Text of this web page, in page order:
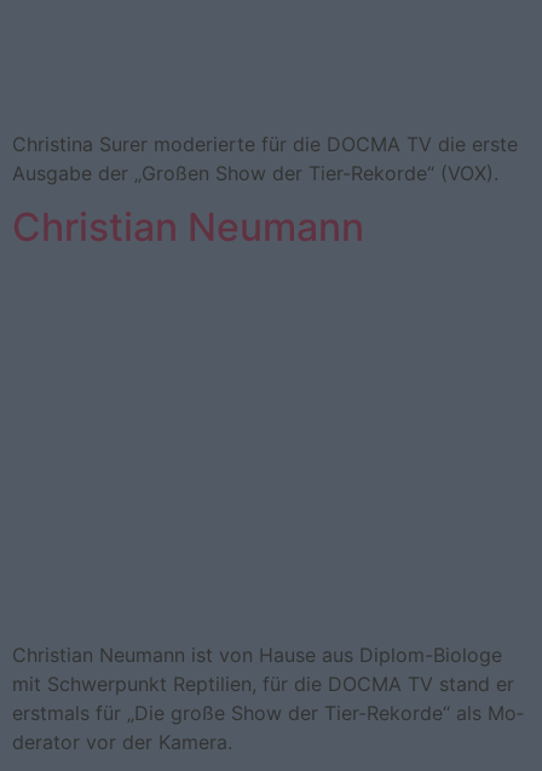
Chris­ti­na Surer mo­de­rier­te für die DOCMA TV die erste
Aus­ga­be der „Gro­ßen Show der Tier-​Re­kor­de“ (VOX).
Christian Neumann
Chris­ti­an Neu­mann ist von Hause aus Di­plom-​Bio­lo­ge
mit Schwer­punkt Rep­ti­li­en, für die DOCMA TV stand er
erst­mals für „Die große Show der Tier-​Re­kor­de“ als Mo­
de­ra­tor vor der Ka­me­ra.